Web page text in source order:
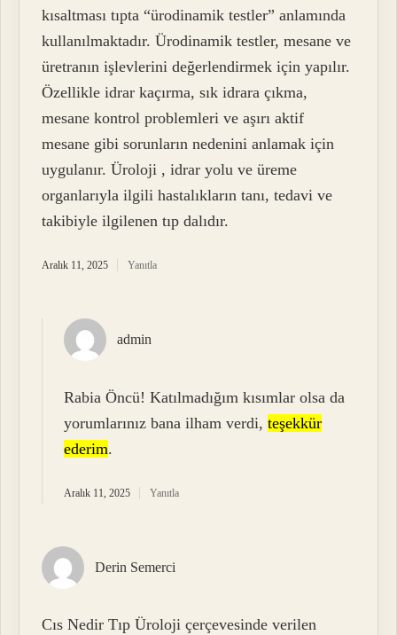
kısaltması tıpta “ürodinamik testler” anlamında
kullanılmaktadır. Ürodinamik testler, mesane ve
üretranın işlevlerini değerlendirmek için yapılır.
Özellikle idrar kaçırma, sık idrara çıkma,
mesane kontrol problemleri ve aşırı aktif
mesane gibi sorunların nedenini anlamak için
uygulanır. Üroloji , idrar yolu ve üreme
organlarıyla ilgili hastalıkların tanı, tedavi ve
takibiyle ilgilenen tıp dalıdır.
Aralık 11, 2025 Yanıtla
admin
Rabia Öncü! Katılmadığım kısımlar olsa da
yorumlarınız bana ilham verdi,teşekkür
ederim.
Aralık 11, 2025 Yanıtla
Derin Semerci
Cıs Nedir Tıp Üroloji çerçevesinde verilen